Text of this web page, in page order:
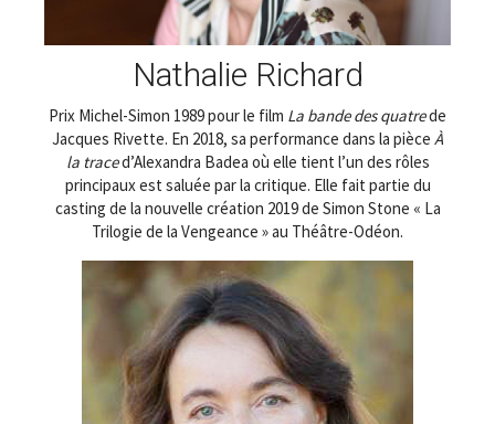
Nathalie Richard
Prix Michel-Simon 1989 pour le film La bande des quatrede
Jacques Rivette. En 2018, sa performance dans la pièce À
la traced’Alexandra Badea où elle tient l’un des rôles
principaux est saluée par la critique. Elle fait partie du
casting de la nouvelle création 2019 de Simon Stone « La
Trilogie de la Vengeance » au Théâtre-Odéon.